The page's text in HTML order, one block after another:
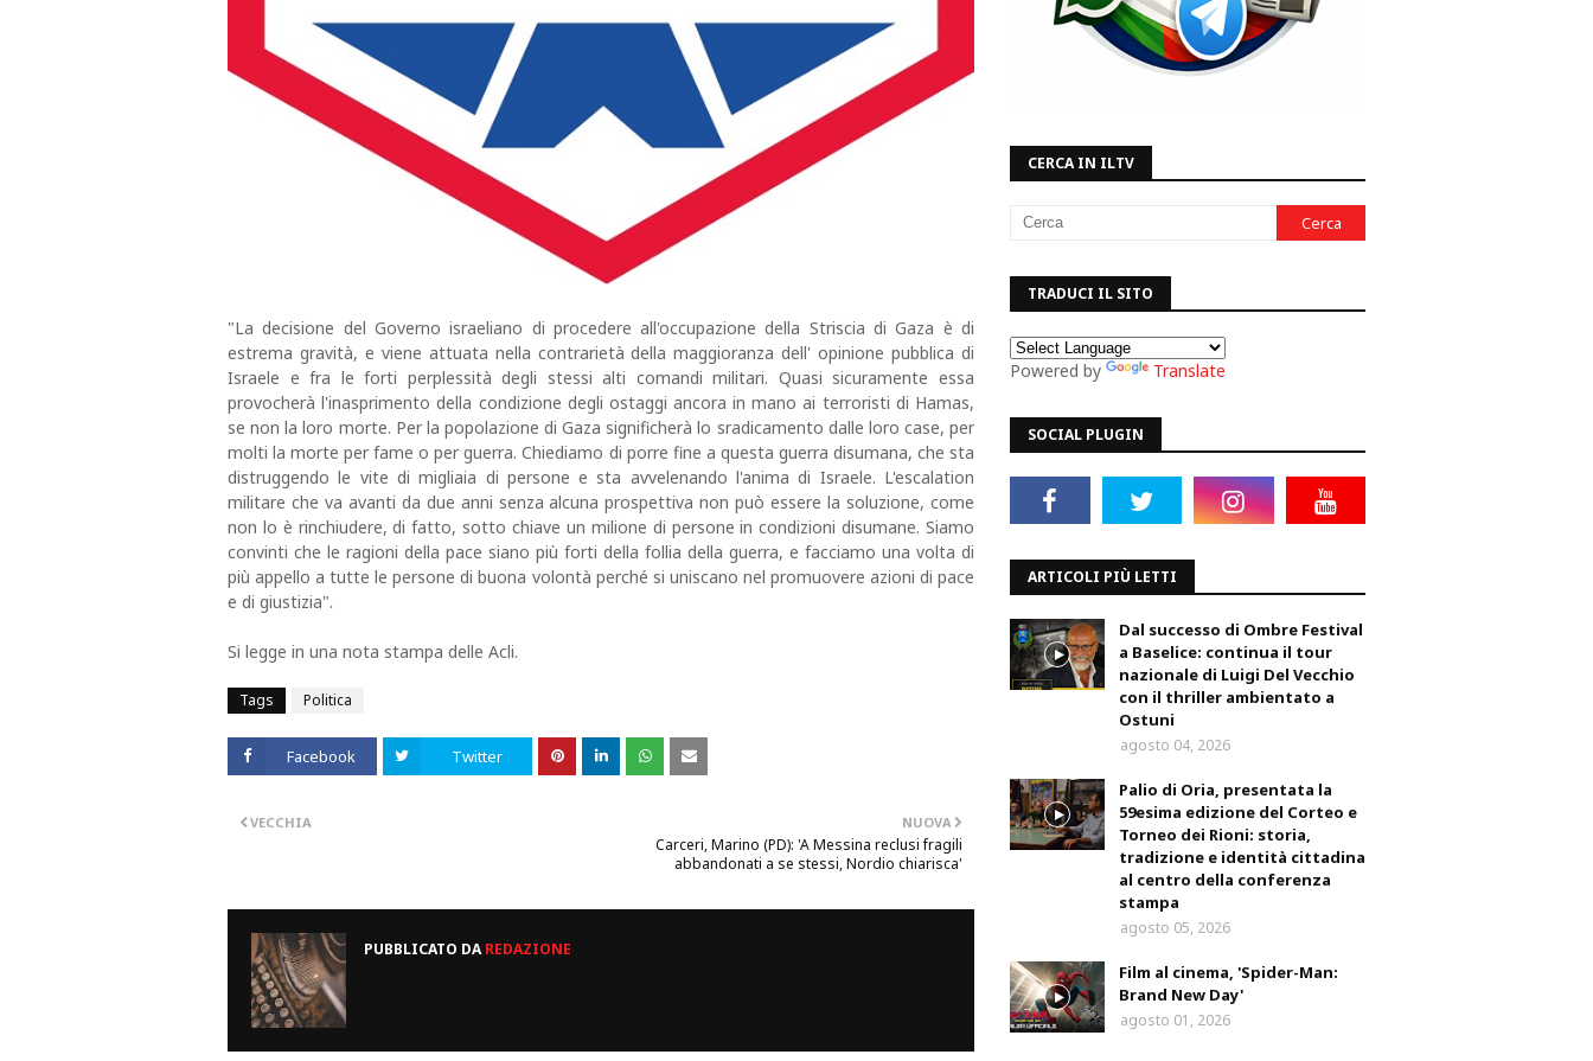
"La decisione del Governo israeliano di procedere all'occupazione della Striscia di Gaza è di
estrema gravità, e viene attuata nella contrarietà della maggioranza dell' opinione pubblica di
Israele e fra le forti perplessità degli stessi alti comandi militari. Quasi sicuramente essa
provocherà l'inasprimento della condizione degli ostaggi ancora in mano ai terroristi di Hamas,
se non la loro morte. Per la popolazione di Gaza significherà lo sradicamento dalle loro case, per
molti la morte per fame o per guerra. Chiediamo di porre fine a questa guerra disumana, che sta
distruggendo le vite di migliaia di persone e sta avvelenando l'anima di Israele. L'escalation
militare che va avanti da due anni senza alcuna prospettiva non può essere la soluzione, come
non lo è rinchiudere, di fatto, sotto chiave un milione di persone in condizioni disumane. Siamo
convinti che le ragioni della pace siano più forti della follia della guerra, e facciamo una volta di
più appello a tutte le persone di buona volontà perché si uniscano nel promuovere azioni di pace
e di giustizia".
Si legge in una nota stampa delle Acli.
Tags Politica
Facebook Twitter
NUOVA
Carceri, Marino (PD): 'A Messina reclusi fragili
abbandonati a se stessi, Nordio chiarisca'
VECCHIA
PUBBLICATO DAREDAZIONE
CERCA IN ILTV
TRADUCI IL SITO
Powered by Translate
SOCIAL PLUGIN
ARTICOLI PIÙ LETTI
Dal successo di Ombre Festival
a Baselice: continua il tour
nazionale di Luigi Del Vecchio
con il thriller ambientato a
Ostuni
agosto 04, 2026
Palio di Oria, presentata la
59esima edizione del Corteo e
Torneo dei Rioni: storia,
tradizione e identità cittadina
al centro della conferenza
stampa
agosto 05, 2026
Film al cinema, 'Spider-Man:
Brand New Day'
agosto 01, 2026